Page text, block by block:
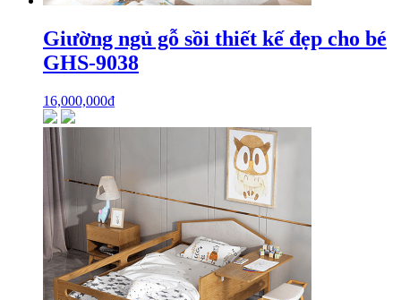
Giường ngủ gỗ sồi thiết kế đẹp cho bé
GHS-9038
16,000,000₫